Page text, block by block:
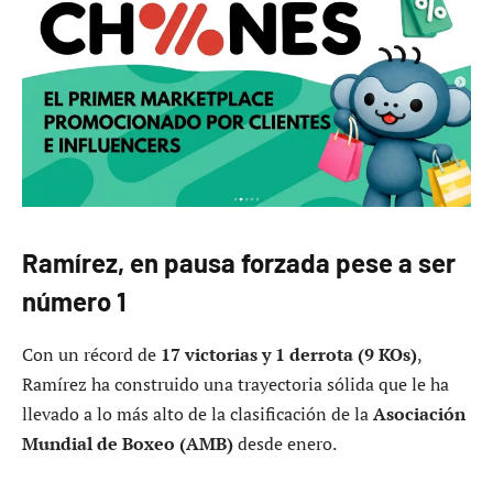
Ramírez, en pausa forzada pese a ser
número 1
Con un récord de 17 victorias y 1 derrota (9 KOs),
Ramírez ha construido una trayectoria sólida que le ha
llevado a lo más alto de la clasificación de laAsociación
Mundial de Boxeo (AMB)desde enero.